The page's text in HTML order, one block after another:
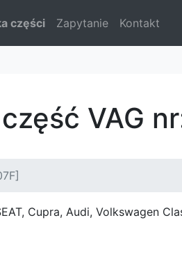
części Zapytanie Kontakt
VAG
Cupra, Audi, Volkswagen